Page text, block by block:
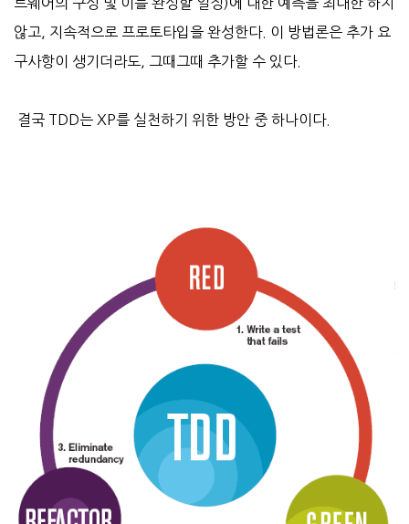
않고, 지속적으로 프로토타입을 완성한다. 이 방법론은 추가 요
구사항이 생기더라도, 그때그때 추가할 수 있다.
결국 TDD는 XP를 실천하기 위한 방안 중 하나이다.